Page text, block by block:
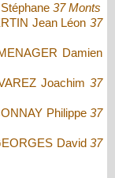
37 Monts
Jean Léon37
Damien
Joachim37
Philippe37
David 37